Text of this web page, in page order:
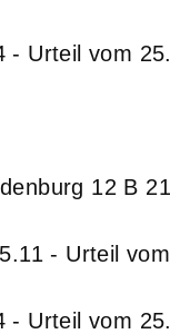
- Urteil vom
12 B
- Urteil
- Urteil vom